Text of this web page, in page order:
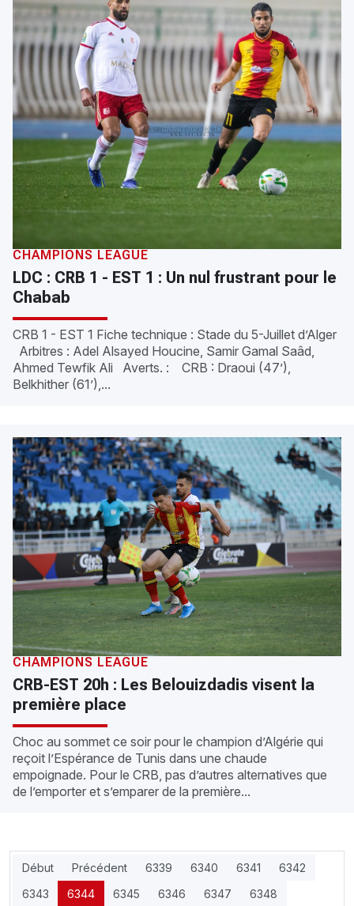
CHAMPIONS LEAGUE
LDC : CRB 1 - EST 1 : Un nul frustrant pour le
Chabab
CRB 1 - EST 1 Fiche technique : Stade du 5-Juillet d’Alger
Arbitres : Adel Alsayed Houcine, Samir Gamal Saâd,
Ahmed Tewfik Ali Averts. : CRB : Draoui (47’),
Belkhither (61’),...
CHAMPIONS LEAGUE
CRB-EST 20h : Les Belouizdadis visent la
première place
Choc au sommet ce soir pour le champion d’Algérie qui
reçoit l’Espérance de Tunis dans une chaude
empoignade. Pour le CRB, pas d’autres alternatives que
de l’emporter et s’emparer de la première...
Début Précédent 6339 6340 6341
6342
6343
6344 6345 6346 6347 6348